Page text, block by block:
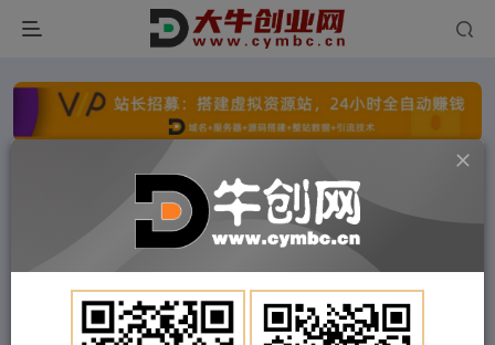
点击开通分站+ 每日收入300+
文字广告火爆招租 文字广告火爆招租
文字广告火爆招租
文字广告火爆招租 文字广告火爆招租